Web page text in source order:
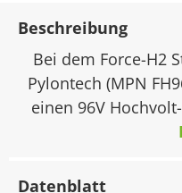
Beschreibung
Bei dem Force-H2
Pylontech (MPN
einen 96V
Datenblatt